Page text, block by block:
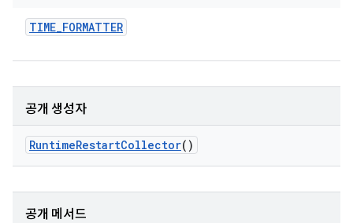
TIME_FORMATTER
공개 생성자
RuntimeRestartCollector()
공개 메서드